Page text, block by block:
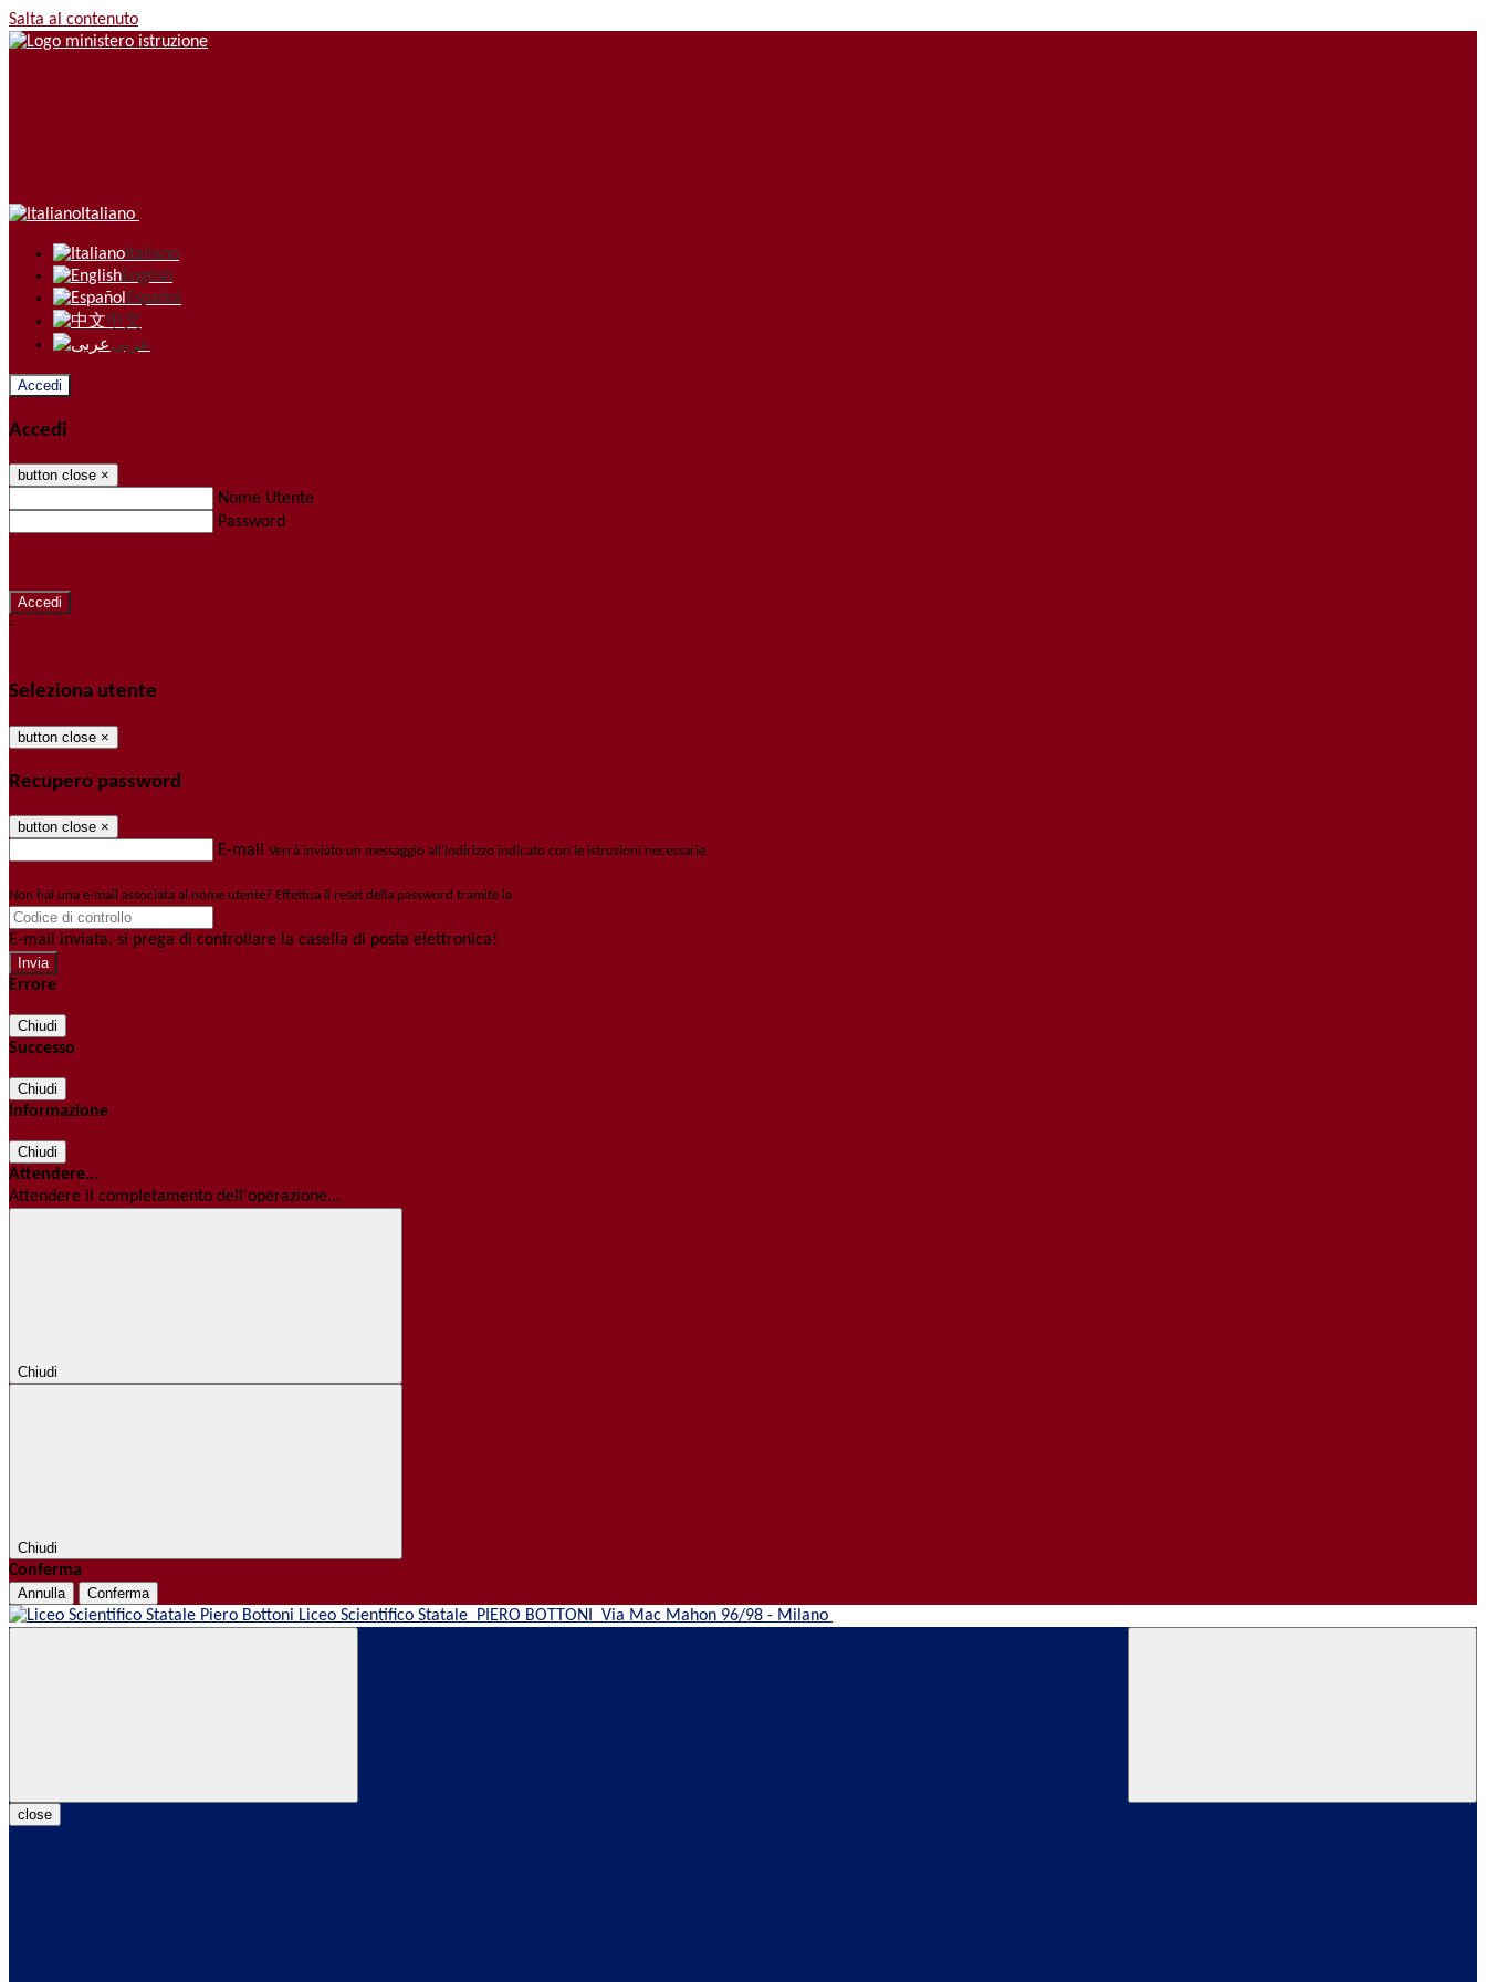
Salta al contenuto
Italiano
Italiano
English
Español
中文
عربى
Accedi
Accedi
button close ×
Nome Utente
Password
-
Seleziona utente
button close ×
Recupero password
button close ×
E-mail Verrà inviato un messaggio all'indirizzo indicato con le istruzioni necessarie.
Non hai una e-mail associata al nome utente? Effettua il reset della password tramite la
E-mail inviata, si prega di controllare la casella di posta elettronica!
Errore
Chiudi
Successo
Chiudi
Informazione
Chiudi
Attendere...
Attendere il completamento dell'operazione...
Chiudi
Chiudi
Conferma
Annulla Conferma
Liceo Scientifico Statale PIERO BOTTONI Via Mac Mahon 96/98 - Milano
close